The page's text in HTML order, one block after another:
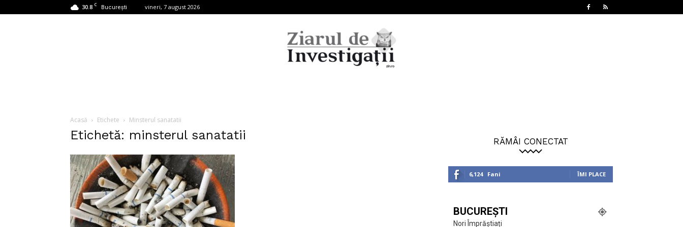
30.8 C București vineri, 7 august 2026
Acasă Etichete Minsterul sanatatii
Etichetă: minsterul sanatatii RĂMÂI CONECTAT
6,124 Fani ÎMI PLACE
BUCUREȘTI
Nori Împrăștiați